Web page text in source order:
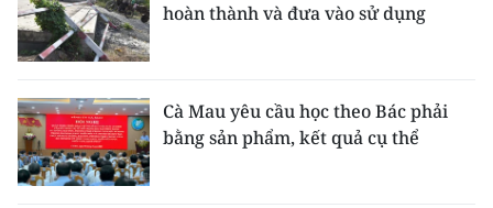
hoàn thành và đưa vào sử dụng
Cà Mau yêu cầu học theo Bác phải
bằng sản phẩm, kết quả cụ thể